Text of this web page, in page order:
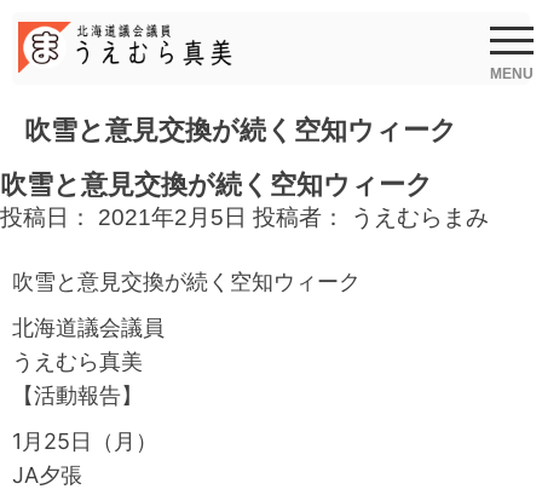
content
MENU
吹雪と意見交換が続く空知ウィーク
吹雪と意見交換が続く空知ウィーク
投稿日： 2021年2月5日 投稿者： うえむらまみ
吹雪と意見交換が続く空知ウィーク
北海道議会議員
うえむら真美
【活動報告】
1月25日（月）
JA夕張